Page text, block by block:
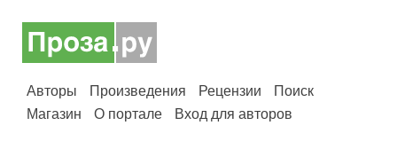
Авторы Произведения Рецензии
Поиск
Магазин
О портале Вход для авторов